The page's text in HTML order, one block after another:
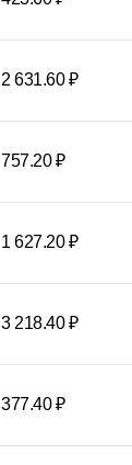
2 631.60 ₽
757.20 ₽
1 627.20 ₽
3 218.40 ₽
377.40 ₽